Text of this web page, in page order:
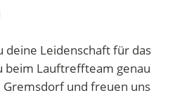
deine Leidenschaft für das
beim Lauftreffteam genau
und freuen uns